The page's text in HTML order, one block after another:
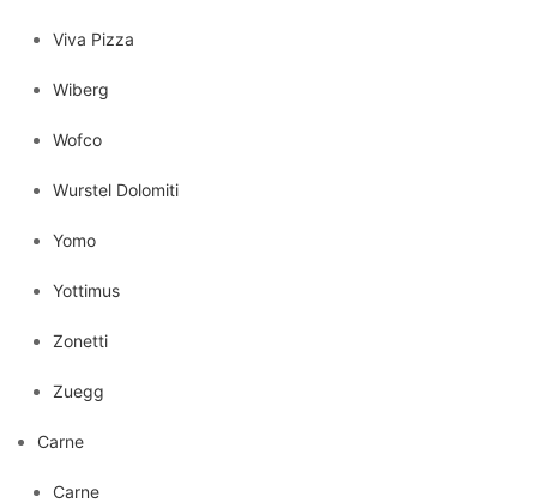
Viva Pizza
Wiberg
Wofco
Wurstel Dolomiti
Yomo
Yottimus
Zonetti
Zuegg
Carne
Carne